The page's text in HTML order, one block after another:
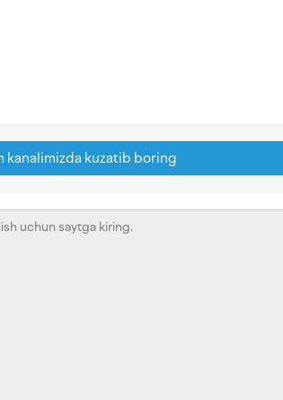
kanalimizda kuzatib boring